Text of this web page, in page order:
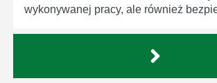
wykonywanej pracy, ale również